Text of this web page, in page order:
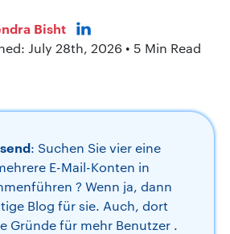
Bisht
July 28th, 2026 • 5 Min Read
: Suchen Sie vier eine
E-Mail-Konten in
? Wenn ja, dann
Blog für sie. Auch, dort
Gründe für mehr Benutzer .